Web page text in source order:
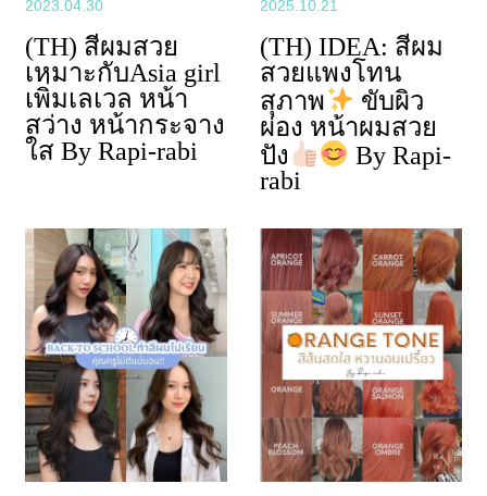
2023.04.30
(TH) สีผมสวย
เหมาะกับAsia girl
เพิ่มเลเวล หน้า
สว่าง หน้ากระจาง
ใส By Rapi-rabi
2025.10.21
(TH) IDEA: สีผม
สวยแพงโทน
สุภาพ
ขับผิว
ผ่อง หน้าผมสวย
ปัง
By Rapi-
rabi